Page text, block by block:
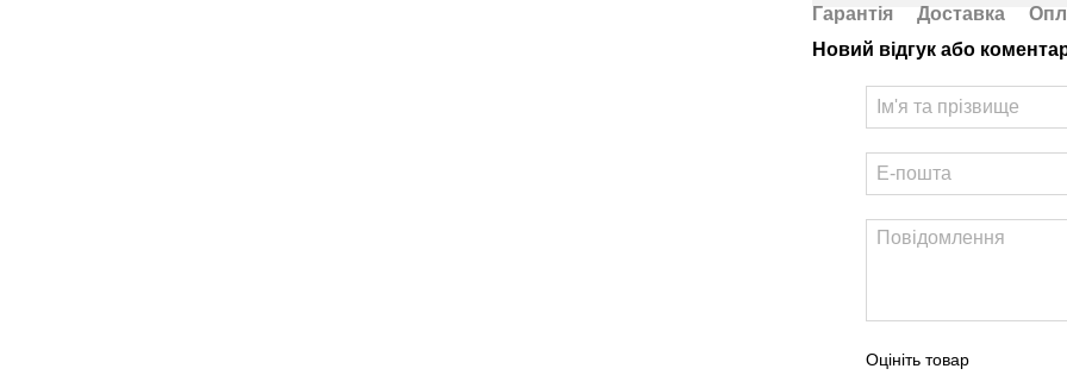
Гарантія Доставка
Новий відгук або
Оцініть товар